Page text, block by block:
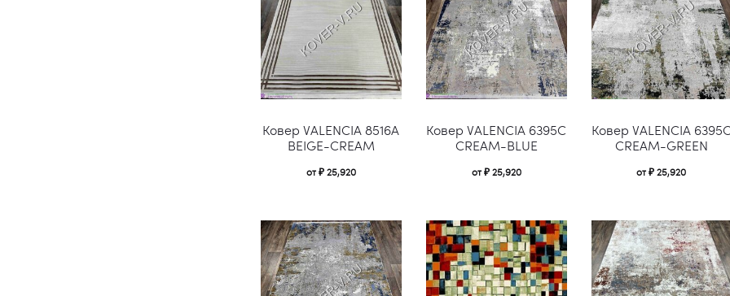
можно
выбрать
на
странице
товара.
можно
выбрать
на
странице
товара.
товар
вариаций.
Опции
можно
Ковер VALENCIA 8516A
BEIGE-CREAM
от₽25,920
товар
вариаций.
Опции
можно
Ковер VALENCIA 6395C
CREAM-BLUE
от₽25,920
Ковер VALENCIA 6395C
CREAM-GREEN
от₽25,920